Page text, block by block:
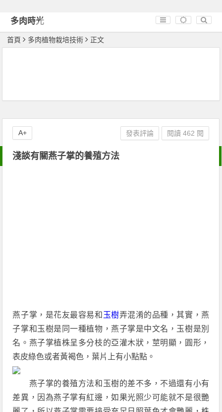
多肉時光
首頁 多肉植物栽培技術 正文
淺談有關燕子掌的養殖方法
燕子掌，是花友最容易和 玉樹弄混淆的品種，其實，燕
子掌和玉樹是同一種植物，燕子掌是中文名，玉樹是別
名。燕子掌植株呈多分枝的亞灌木狀，莖明顯，圓形，
表皮綠色或者黃褐色，葉片上有小點點。
燕子掌的養殖方法和玉樹的差不多，不過還有小有
差異，因為燕子掌有紅邊，如果光照少可能就不是很艷
發表評論 閱讀 462 閱
A+